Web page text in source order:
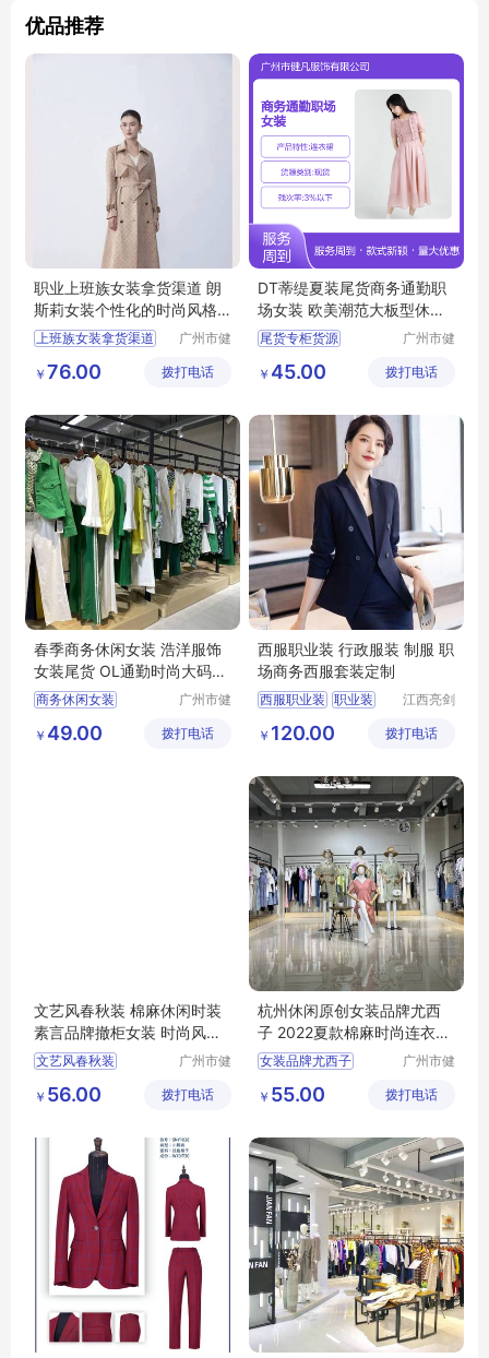
优品推荐
职业上班族女装拿货渠道 朗
斯莉女装个性化的时尚风格
广州服装市场
上班族女装拿货渠道
广州服装市场
广州市健
限公司
￥ 76.00 拨打电话
DT蒂缇夏装尾货商务通勤职
场女装 欧美潮范大板型休闲
风
尾货专柜货源
商务通勤职场女装
广州市健
限公司
￥ 45.00 拨打电话
春季商务休闲女装 浩洋服饰
女装尾货 OL通勤时尚大码女
装货源供应
商务休闲女装
广州市健
限公司
￥ 49.00 拨打电话
西服职业装 行政服装 制服 职
场商务西服套装定制
西服职业装 职业装
江西亮剑
公司
￥ 120.00 拨打电话
文艺风春秋装 棉麻休闲时装
素言品牌撤柜女装 时尚风衣
连衣裙走份
文艺风春秋装
素言品牌撤柜女装
广州市健
限公司
￥ 56.00 拨打电话
杭州休闲原创女装品牌尤西
子 2022夏款棉麻时尚连衣裙
广州尾货库存
女装品牌尤西子
杭州休闲原创
广州市健
限公司
￥ 55.00 拨打电话